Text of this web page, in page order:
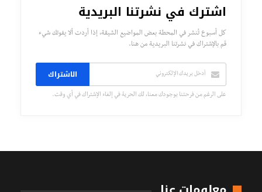
اشترك في نشرتنا البريدية
كل أسبوع تُنشر في المحطة بعض المواضيع الشيقة، إذا أردت ألا يفوتك شيء
قم بالإشتراك في نشرتنا البريدية من هنا.
الاشتراك
على الرغم من فرحتنا بوجودك معنا، لك الحرية في إلغاء الإشتراك في أي وقت.